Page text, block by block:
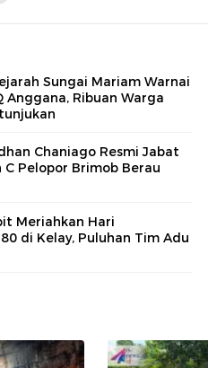
Sungai Mariam Warnai
Anggana, Ribuan Warga
Chaniago Resmi Jabat
Pelopor Brimob Berau
Meriahkan Hari
di Kelay, Puluhan Tim Adu